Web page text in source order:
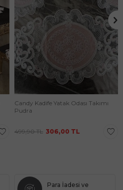
Candy Kadife Yatak Odası Takımı
Pudra
499,90TL 306,00 TL
Para İadesi ve